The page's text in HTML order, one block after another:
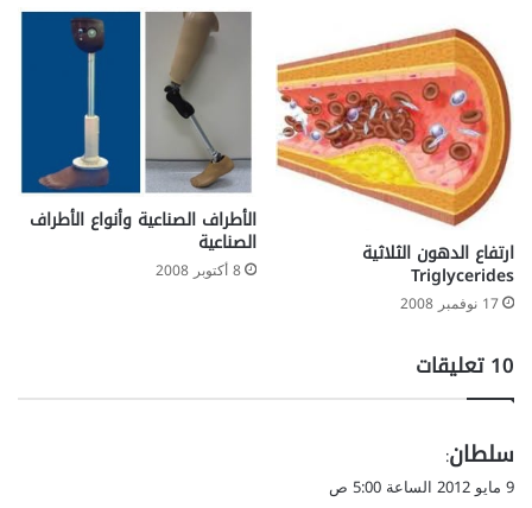
ارتفاع الدهون الثلاثية
Triglycerides
17 نوفمبر 2008
الأطراف الصناعية وأنواع الأطراف
الصناعية
8 أكتوبر 2008
‫10 تعليقات
ي
ق
سلطان:
9 مايو 2012 الساعة 5:00 ص